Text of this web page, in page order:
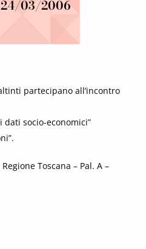
24/03/2006
partecipano all’incontro
dati socio-economici”
Toscana – Pal. A –